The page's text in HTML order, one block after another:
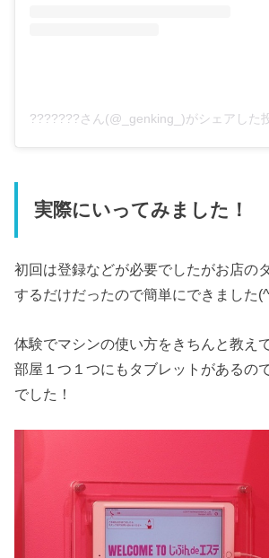
???????さん(@_genking_)がシェアした
実際にいってみました！
初回は登録などが必要でしたがお店の
するだけだったので簡単にできました
体験でマシンの使い方をきちんと教え
部屋１つ１つにもタブレットがあるの
でした！